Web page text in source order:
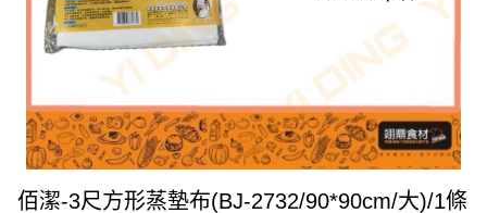
佰潔-3尺方形蒸墊布(BJ-2732/90*90cm/大)/1條